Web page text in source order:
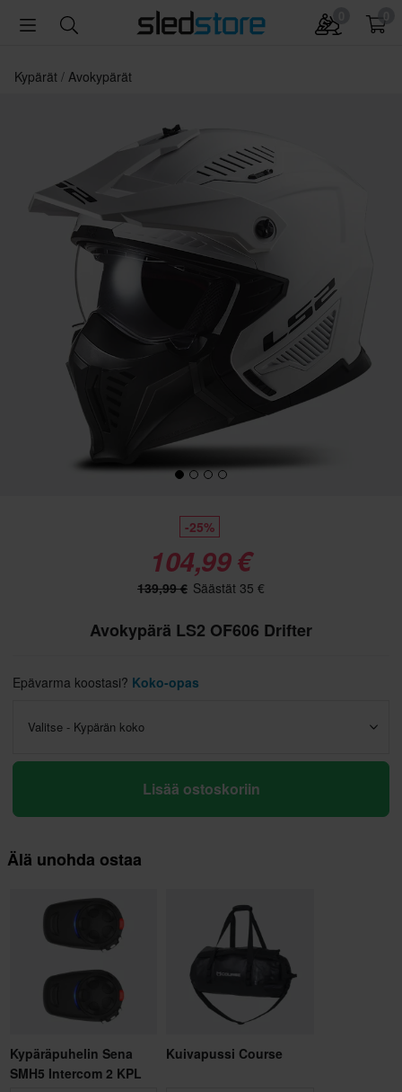
Kypärät Avokypärät
-25%
104,99 €
139,99 € Säästät 35 €
Avokypärä LS2 OF606 Drifter
Epävarma koostasi? Koko-opas
Valitse - Kypärän koko
Lisää ostoskoriin
Älä unohda ostaa
Kypäräpuhelin Sena
SMH5 Intercom 2 KPL
Kuivapussi Course